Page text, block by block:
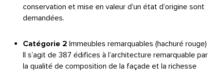
conservation et mise en valeur d’un état d’origine sont
demandées.
Catégorie 2 Immeubles remarquables (hachuré rouge)
Il s’agit de 387 édifices à l’architecture remarquable par
la qualité de composition de la façade et la richesse